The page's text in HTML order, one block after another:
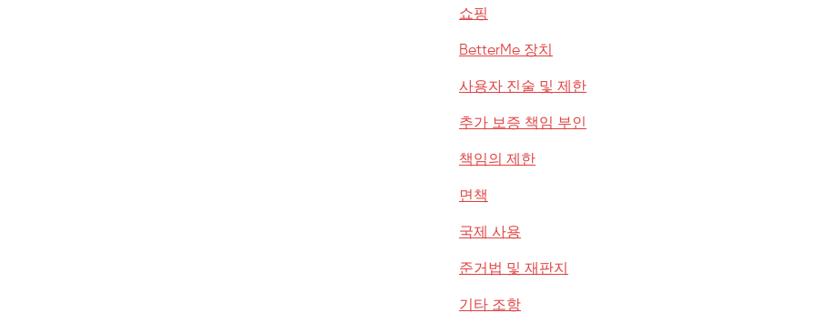
쇼핑
BetterMe 장치
사용자 진술 및 제한
추가 보증 책임 부인
책임의 제한
면책
국제 사용
준거법 및 재판지
기타 조항